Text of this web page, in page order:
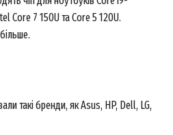
Core 7 150U та Core 5 120U.
такі бренди, як Asus, HP, Dell, LG,